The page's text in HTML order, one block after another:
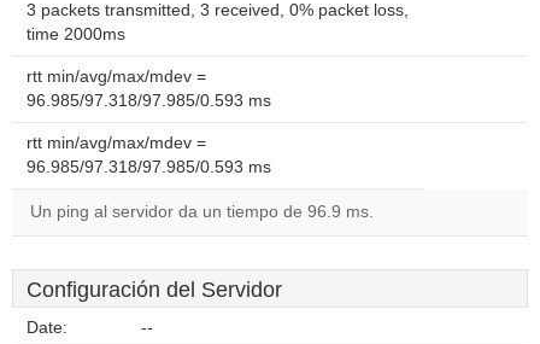
3 packets transmitted, 3 received, 0% packet loss,
time 2000ms
rtt min/avg/max/mdev =
96.985/97.318/97.985/0.593 ms
rtt min/avg/max/mdev =
96.985/97.318/97.985/0.593 ms
Un ping al servidor da un tiempo de 96.9 ms.
Configuración del Servidor
Date: --